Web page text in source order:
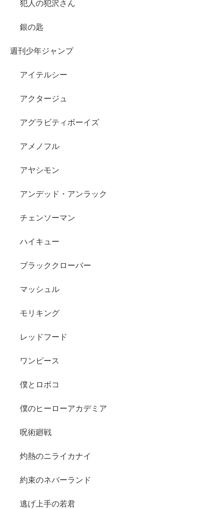
犯人の犯沢さん
銀の匙
週刊少年ジャンプ
アイテルシー
アクタージュ
アグラビティボーイズ
アメノフル
アヤシモン
アンデッド・アンラック
チェンソーマン
ハイキュー
ブラッククローバー
マッシュル
モリキング
レッドフード
ワンピース
僕とロボコ
僕のヒーローアカデミア
呪術廻戦
灼熱のニライカナイ
約束のネバーランド
逃げ上手の若君